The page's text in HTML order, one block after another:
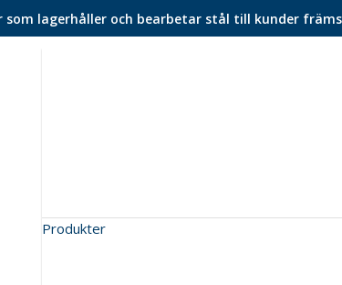
som lagerhåller och bearbetar stål till kunder
Produkter